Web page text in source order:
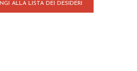
ALLA LISTA DEI DESIDERI